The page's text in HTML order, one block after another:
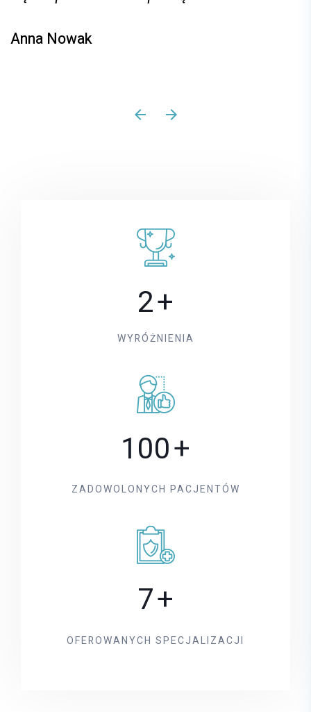
Anna Nowak
2+
WYRÓŻNIENIA
100+
ZADOWOLONYCH PACJENTÓW
7+
OFEROWANYCH SPECJALIZACJI